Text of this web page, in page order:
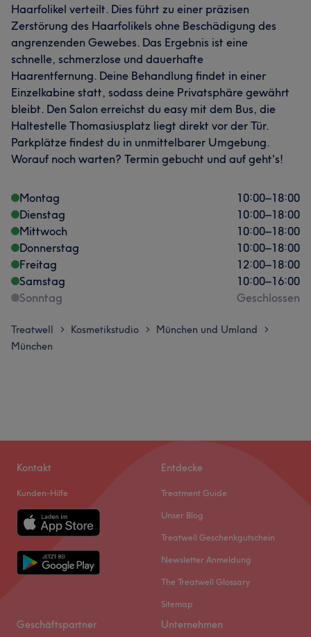
Haarfolikel verteilt. Dies führt zu einer präzisen
Zerstörung des Haarfolikels ohne Beschädigung des
angrenzenden Gewebes. Das Ergebnis ist eine
schnelle, schmerzlose und dauerhafte
Haarentfernung. Deine Behandlung findet in einer
Einzelkabine statt, sodass deine Privatsphäre gewährt
bleibt. Den Salon erreichst du easy mit dem Bus, die
Haltestelle Thomasiusplatz liegt direkt vor der Tür.
Parkplätze findest du in unmittelbarer Umgebung.
Worauf noch warten? Termin gebucht und auf geht's!
Montag 10:00–18:00
Dienstag
10:00–18:00
Mittwoch
10:00–18:00
Donnerstag
10:00–18:00
Freitag
12:00–18:00
Samstag
10:00–16:00
Sonntag
Geschlossen
Treatwell > Kosmetikstudio > München und Umland >
München
Kontakt
Kunden-Hilfe
Entdecke
Treatment Guide
Unser Blog
Treatwell Geschenkgutschein
Newsletter Anmeldung
The Treatwell Glossary
Sitemap
Geschäftspartner Unternehmen